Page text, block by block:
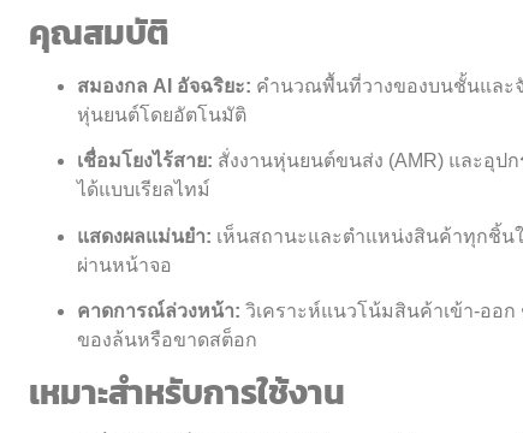
คุณสมบัติ
สมองกล AI อัจฉริยะ: คำนวณพื้นที่วางของบนชั้นและ
หุ่นยนต์โดยอัตโนมัติ
เชื่อมโยงไร้สาย: สั่งงานหุ่นยนต์ขนส่ง (AMR) และอุป
ได้แบบเรียลไทม์
แสดงผลแม่นยำ: เห็นสถานะและตำแหน่งสินค้าทุกชิ้น
ผ่านหน้าจอ
คาดการณ์ล่วงหน้า: วิเคราะห์แนวโน้มสินค้าเข้า-ออ
ของล้นหรือขาดสต็อก
เหมาะสำหรับการใช้งาน